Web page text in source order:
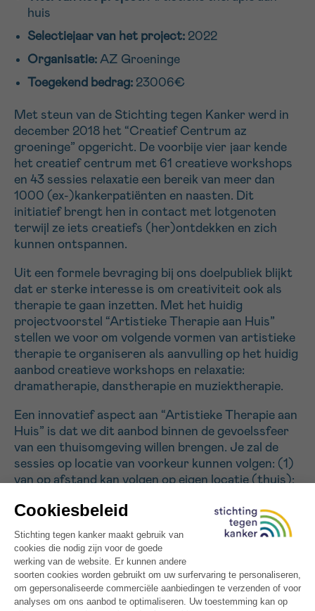
huis
Selectiejaar van het project: 2022
Organisatie: AZ Groeninge
Toegekend bedrag: 23006€
Met steun van de Stichting tegen Kanker werd in
december 2018 het “Creatief Centrum az
groeninge” opgericht. De voorbije vier jaar kende
het creatief centrum met 61 creatieve workshops
en 43 sessies relaxatie een bereik van meer dan
1000 (ex-)kankerpatiënten en naasten. Dit
initiatief brengt hen in contact met lotgenoten
terwijl ze iets creatiefs (her)ontdekken en zich
kunnen ontspannen.
Uit een formele bevraging bij ons doelpubliek blijkt
dat er sterke interesse is om creativiteit ook als
therapie te gaan inzetten. Met het huidig
projectvoorstel “Artistieke Therapie aan Huis”
stellen we voor om volgende vormen van artistieke
therapie te organiseren als aanvulling op het huidig
aanbod creatieve workshops en relaxatie:
dramatherapie, danstherapie en muziektherapie.
Een innovatief aspect aan “Artistieke Therapie aan
Huis” is dat we dit aanbod binnen de gevoelssfeer
van een thuisomgeving willen brengen. Je zal de
sessies op locatie van voorkeur kunnen volgen: (1)
van op afstand kan volgen op eigen locatie (thuis);
therapeut; (3) in het “Huis van Beweging” (een
prachtige omgeving gesitueerd op az groeninge
campus Kennedylaan); (4) in één van de
inloophuizen waarmee we een samenwerking
aangaan: het Majin huis (Gent) en inloophuis
Warrior Against Cancer (Kortrijk).
EMAIL
MIJN VRAAG
Ja, stuur mij de nieuwsbrief
Ik aanvaard degebruiksvoorwaarden
*VERPLICHT VELD
Sturen
16h-18h
Verder